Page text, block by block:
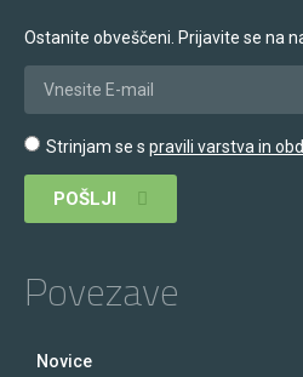
Povezave
Novice
Ostanite obveščeni. Prijavite se na
Strinjam se s pravili varstva in
POŠLJI